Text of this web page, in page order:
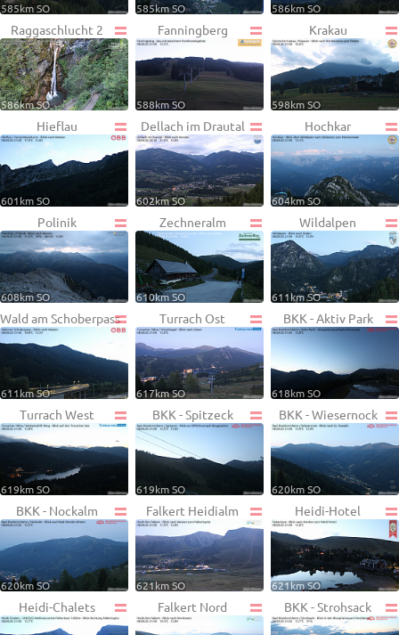
585km SO 585km SO 586km SO
Raggaschlucht 2
586km SO
Fanningberg
588km SO
Krakau
598km SO
Hieflau
601km SO
Dellach im Drautal
602km SO
Hochkar
604km SO
Polinik
608km SO
Zechneralm
610km SO
Wildalpen
611km SO
Wald am Schoberpass
611km SO
Turrach Ost
617km SO
BKK - Aktiv Park
618km SO
Turrach West
619km SO
BKK - Spitzeck
619km SO
BKK - Wiesernock
620km SO
BKK - Nockalm
620km SO
Falkert Heidialm
621km SO
Heidi-Hotel
621km SO
Heidi-Chalets Falkert Nord BKK - Strohsack